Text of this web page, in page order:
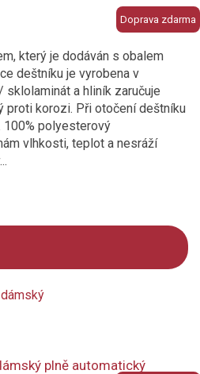
Doprava zdarma
který je dodáván s obalem
deštníku je vyrobena v
a hliník zaručuje
proti korozi. Při otočení deštníku
100% polyesterový
vlhkosti, teplot a nesráží
plně automatický